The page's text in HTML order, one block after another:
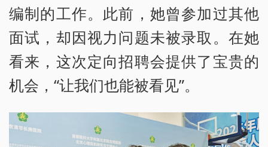
编制的工作。此前，她曾参加过其他
面试，却因视力问题未被录取。在她
看来，这次定向招聘会提供了宝贵的
机会，“让我们也能被看见”。